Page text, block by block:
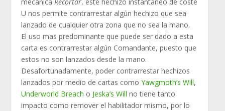
U nos permite contrarrestar algún hechizo que sea
lanzado de cualquier otra zona que no sea la mano.
El uso mas predominante que puede ser dado a esta
carta es contrarrestar algún Comandante, puesto que
estos no son lanzados desde la mano.
Desafortunadamente, poder contrarrestar hechizos
lanzados por medio de cartas comoYawgmoth’s Will,
Underworld Breach o Jeska’s Will no tiene tanto
impacto como remover el habilitador mismo, por lo